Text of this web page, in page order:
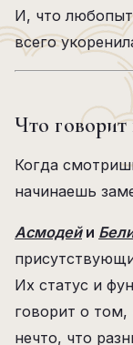
И, что
всего
Что говорит
Когда
начинаешь
Асмодейи
Их статус и
говорит о
нечто, что